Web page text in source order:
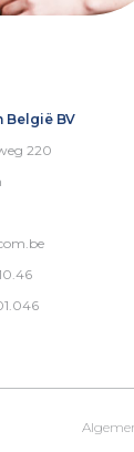
België BV
220